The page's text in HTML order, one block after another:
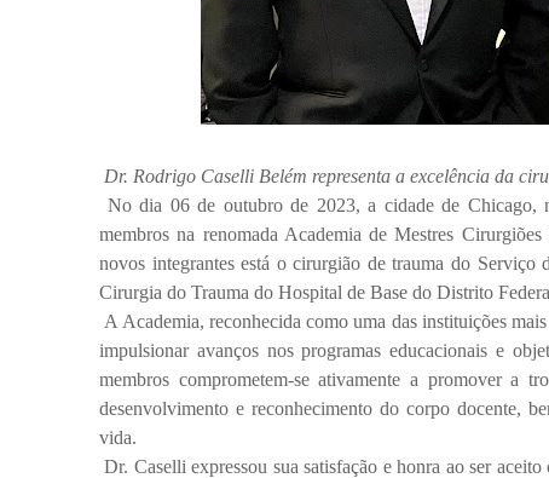
Dr. Rodrigo Caselli Belém representa a excelência da
No dia 06 de outubro de 2023, a cidade de Chicago,
membros na renomada Academia de Mestres
novos integrantes está o cirurgião de trauma do
Cirurgia do Trauma do Hospital de Base do Distrito
A Academia, reconhecida como uma das instituições
impulsionar avanços nos programas educacionais e
membros comprometem-se ativamente a promover a
desenvolvimento e reconhecimento do corpo docente,
vida.
Dr. Caselli expressou sua satisfação e honra ao ser